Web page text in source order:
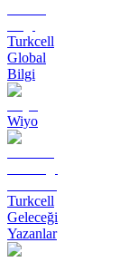
Turkcell
Global
Bilgi
Wiyo
Turkcell
Geleceği
Yazanlar